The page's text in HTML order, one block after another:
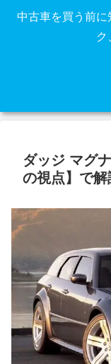
中古車を買う前に
ク
ダッジ マグ
の視点】で解